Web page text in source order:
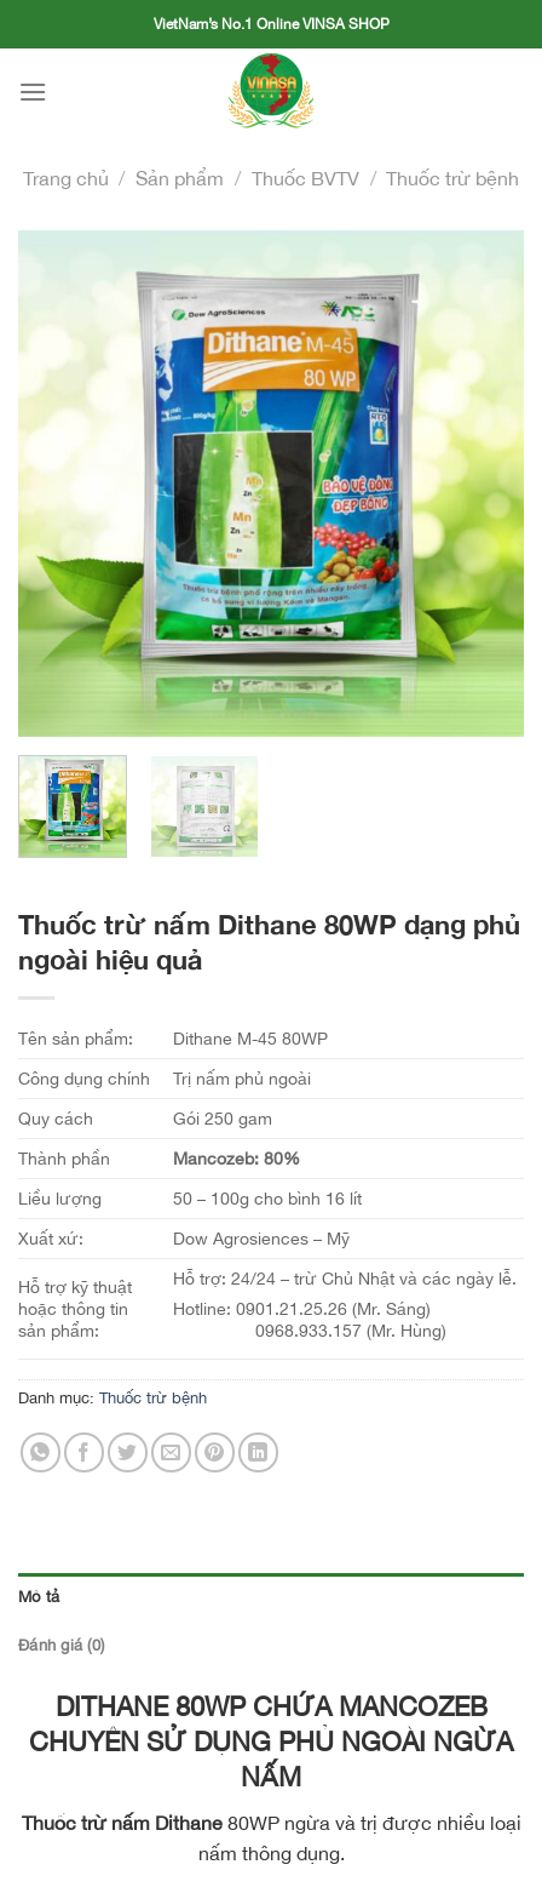
to
VietNam’s No.1 Online VINSA SHOP
Trang chủ / Sản phẩm / Thuốc BVTV / Thuốc trừ bệnh
Thuốc trừ nấm Dithane 80WP dạng phủ
ngoài hiệu quả
Tên sản phẩm:
Dithane M-45 80WP
Công dụng chính
Trị nấm phủ ngoài
Quy cách
Gói 250 gam
Thành phần
Mancozeb: 80%
Liều lượng
50 – 100g cho bình 16 lít
Xuất xứ:
Dow Agrosiences – Mỹ
Hỗ trợ kỹ thuật
hoặc thông tin
sản phẩm:
Hỗ trợ: 24/24 – trừ Chủ Nhật và các ngày lễ.
Hotline: 0901.21.25.26 (Mr. Sáng)
0968.933.157 (Mr. Hùng)
Danh mục: Thuốc trừ bệnh
Mô tả
Đánh giá (0)
DITHANE 80WP CHỨA MANCOZEB
CHUYÊN SỬ DỤNG PHỦ NGOÀI NGỪA
NẤM
Thuốc trừ nấm Dithane80WP ngừa và trị được nhiều loại
nấm thông dụng.